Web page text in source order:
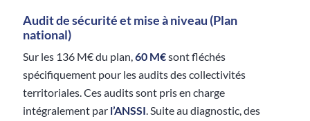
Audit de sécurité et mise à niveau (Plan
national)
Sur les 136 M€ du plan,60 M€sont fléchés
spécifiquement pour les audits des collectivités
territoriales. Ces audits sont pris en charge
intégralement par l’ANSSI. Suite au diagnostic, des